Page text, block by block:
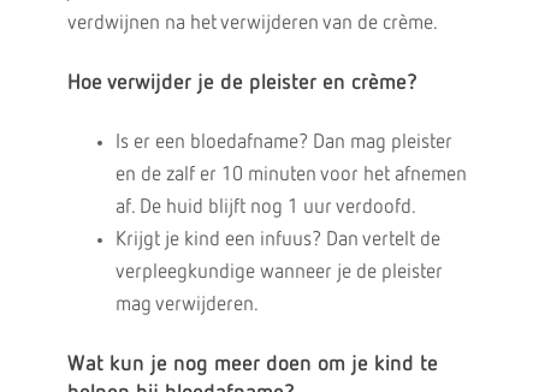
verdwijnen na het verwijderen van de crème.
Hoe verwijder je de pleister en crème?
Is er een bloedafname? Dan mag pleister
en de zalf er 10 minuten voor het afnemen
af. De huid blijft nog 1 uur verdoofd.
Krijgt je kind een infuus? Dan vertelt de
verpleegkundige wanneer je de pleister
mag verwijderen.
Wat kun je nog meer doen om je kind te